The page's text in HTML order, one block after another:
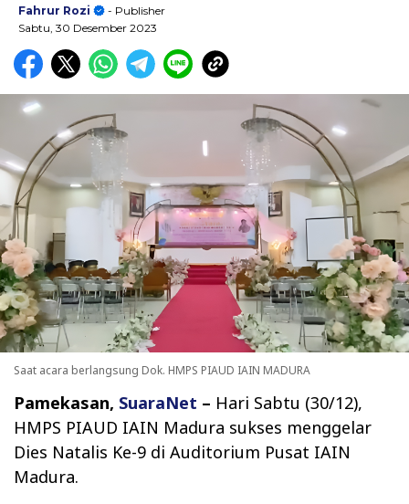
Fahrur Rozi
- Publisher
Sabtu, 30 Desember 2023
Saat acara berlangsung Dok. HMPS PIAUD IAIN MADURA
Pamekasan, SuaraNet – Hari Sabtu (30/12),
HMPS PIAUD IAIN Madura sukses menggelar
Dies Natalis Ke-9 di Auditorium Pusat IAIN
Madura.